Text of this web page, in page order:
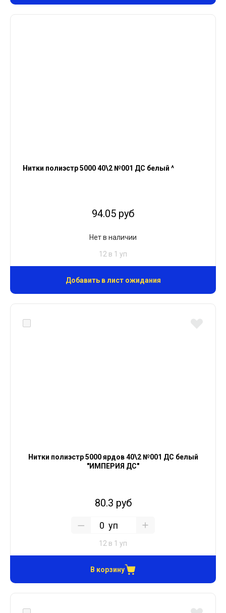
Нитки полиэстр 5000 40\2 №001 ДС белый ^
94.05 руб
Нет в наличии
12 в 1 уп
Добавить в лист ожидания
Нитки полиэстр 5000 ярдов 40\2 №001 ДС белый
"ИМПЕРИЯ ДС"
80.3 руб
уп
12 в 1 уп
В корзину